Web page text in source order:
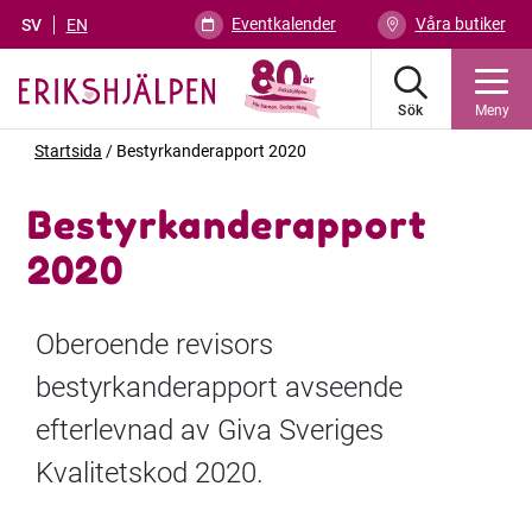
SV EN Eventkalender Våra butiker
Sök Meny
Startsida / Bestyrkanderapport 2020
Bestyrkanderapport
2020
Oberoende revisors
bestyrkanderapport avseende
efterlevnad av Giva Sveriges
Kvalitetskod 2020.